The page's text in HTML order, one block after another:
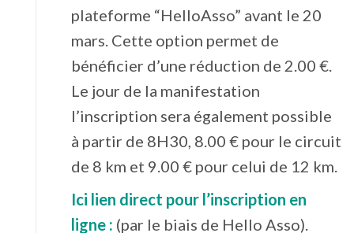
plateforme “HelloAsso” avant le 20
mars. Cette option permet de
bénéficier d’une réduction de 2.00 €.
Le jour de la manifestation
l’inscription sera également possible
à partir de 8H30, 8.00 € pour le circuit
de 8 km et 9.00 € pour celui de 12 km.
Ici lien direct pour l’inscription en
ligne : (par le biais de Hello Asso).